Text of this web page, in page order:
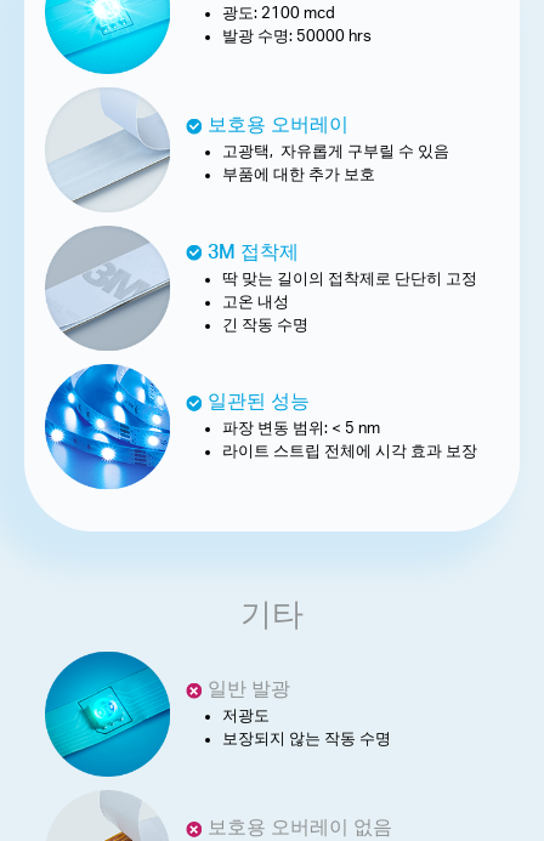
광도: 2100 mcd
발광 수명: 50000 hrs
보호용 오버레이
고광택, 자유롭게 구부릴 수 있음
부품에 대한 추가 보호
3M 접착제
딱 맞는 길이의 접착제로 단단히 고정
고온 내성
긴 작동 수명
일관된 성능
파장 변동 범위: < 5 nm
라이트 스트립 전체에 시각 효과 보장
기타
일반 발광
저광도
보장되지 않는 작동 수명
보호용 오버레이 없음